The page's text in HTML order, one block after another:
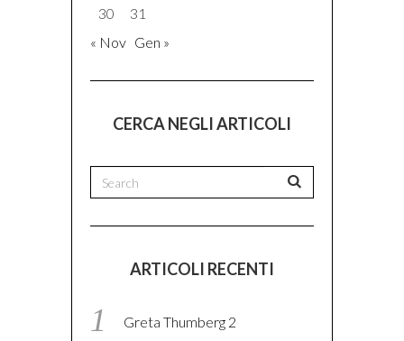
30
31
« Nov Gen »
CERCA NEGLI ARTICOLI
ARTICOLI RECENTI
Greta Thumberg 2